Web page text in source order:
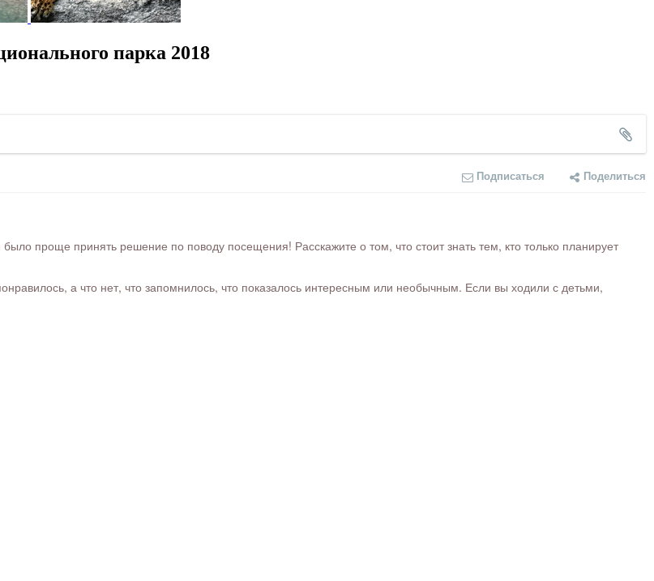
парка 2018
Подписаться Поделиться
проще принять решение по поводу посещения! Расскажите о том, что стоит знать тем, кто только планирует
а что нет, что запомнилось, что показалось интересным или необычным. Если вы ходили с детьми,